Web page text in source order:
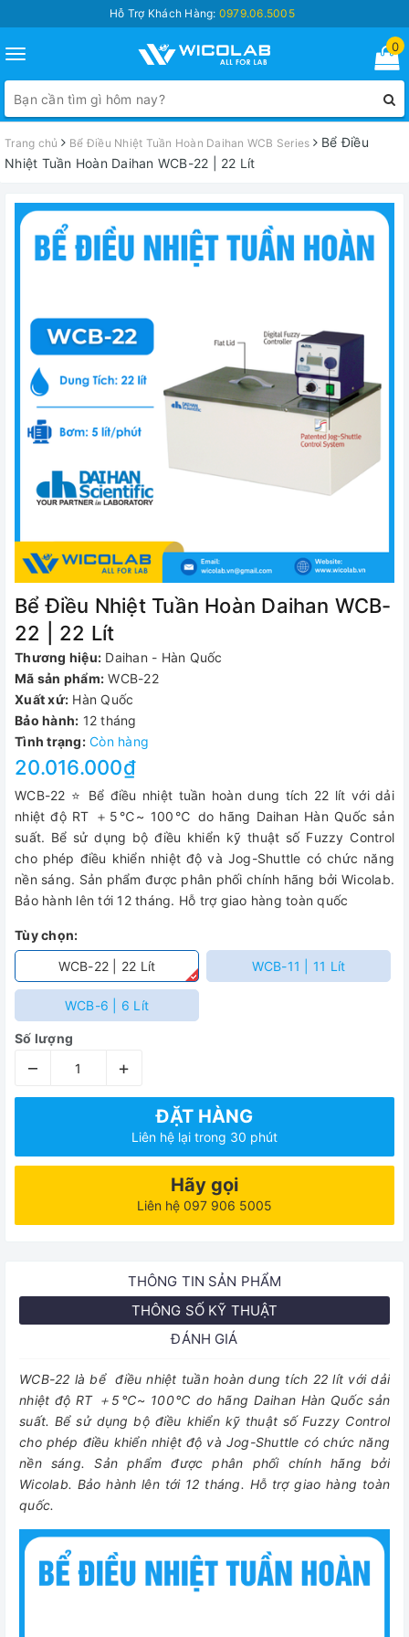
Hỗ Trợ Khách Hàng: 0979.06.5005
Toggle
navigation
0
Trang chủ Bể Điều Nhiệt Tuần Hoàn Daihan WCB Series
Bể Điều
Nhiệt Tuần Hoàn Daihan WCB-22 | 22 Lít
Bể Điều Nhiệt Tuần Hoàn Daihan WCB-
22 | 22 Lít
Thương hiệu: Daihan - Hàn Quốc
Mã sản phẩm: WCB-22
Xuất xứ: Hàn Quốc
Bảo hành: 12 tháng
Tình trạng: Còn hàng
20.016.000₫
WCB-22 ⭐ Bể điều nhiệt tuần hoàn dung tích 22 lít với dải
nhiệt độ RT ＋5℃~ 100℃ do hãng Daihan Hàn Quốc sản
suất. Bể sử dụng bộ điều khiển kỹ thuật số Fuzzy Control
cho phép điều khiển nhiệt độ và Jog-Shuttle có chức năng
nền sáng. Sản phẩm được phân phối chính hãng bởi Wicolab.
Bảo hành lên tới 12 tháng. Hỗ trợ giao hàng toàn quốc
Tùy chọn:
WCB-22 | 22 Lít
WCB-11 | 11 Lít
WCB-6 | 6 Lít
Số lượng
– +
ĐẶT HÀNG
Liên hệ lại trong 30 phút
Hãy gọi
Liên hệ 097 906 5005
THÔNG TIN SẢN PHẨM
THÔNG SỐ KỸ THUẬT
ĐÁNH GIÁ
WCB-22 là bể điều nhiệt tuần hoàn dung tích 22 lít với dải
nhiệt độ RT ＋5℃~ 100℃ do hãng Daihan Hàn Quốc sản
suất. Bể sử dụng bộ điều khiển kỹ thuật số Fuzzy Control
cho phép điều khiển nhiệt độ và Jog-Shuttle có chức năng
nền sáng. Sản phẩm được phân phối chính hãng bởi
Wicolab. Bảo hành lên tới 12 tháng. Hỗ trợ giao hàng toàn
quốc.